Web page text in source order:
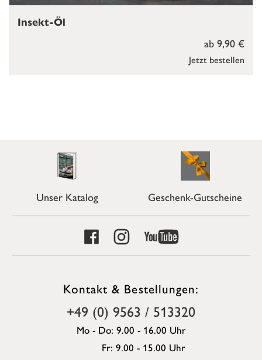
Jetzt bestellen
ab 9,90 €
Insekt-Öl
Unser Katalog Geschenk-Gutscheine
Kontakt & Bestellungen:
+49 (0) 9563 / 513320
Mo - Do: 9.00 - 16.00 Uhr
Fr: 9.00 - 15.00 Uhr